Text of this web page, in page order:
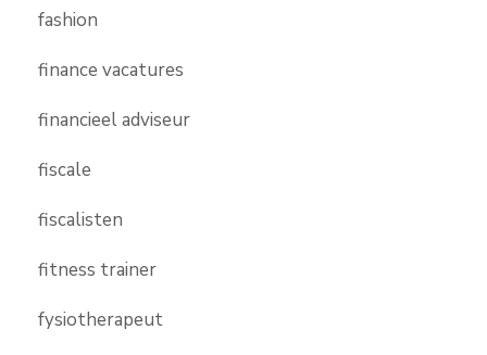
fashion
finance vacatures
financieel adviseur
fiscale
fiscalisten
fitness trainer
fysiotherapeut